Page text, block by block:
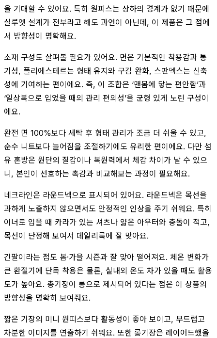
을 기대할 수 있어요. 특히 원피스는 상하의 경계가 없기 때문에
실루엣 설계가 전부라고 해도 과언이 아닌데, 이 제품은 그 점에
서 방향성이 명확해요.
소재 구성도 살펴볼 필요가 있어요. 면은 기본적인 착용감과 통
기성, 폴리에스테르는 형태 유지와 구김 완화, 스판덱스는 신축
성에 기여하는 편이에요. 즉, 이 조합은 ‘맨몸에 닿는 편안함’과
‘일상복으로 입었을 때의 관리 편의성’을 균형 있게 노린 구성이
에요.
완전 면 100%보다 세탁 후 형태 관리가 조금 더 쉬울 수 있고,
순수 니트보다 늘어짐을 조절하기에도 유리한 편이에요. 다만 섬
유 혼방은 원단의 질감이나 복원력에서 체감 차이가 날 수 있으
니, 본인이 선호하는 촉감과 비교해보는 과정이 필요해요.
네크라인은 라운드넥으로 표시되어 있어요. 라운드넥은 목선을
과하게 노출하지 않으면서도 안정적인 인상을 주기 쉬워요. 특히
이너로 입을 때 카라가 있는 셔츠나 얇은 아우터와 충돌이 적고,
목선이 단정해 보여서 데일리룩에 잘 맞아요.
긴팔이라는 점도 봄·가을 시즌과 잘 맞아 떨어져요. 체온 변화가
큰 환절기에 단독 착용은 물론, 실내외 온도 차가 있을 때도 활용
도가 높아요. 총기장이 롱으로 제시되어 있다는 점은 이 상품의
방향성을 명확히 보여줘요.
짧은 기장의 미니 원피스보다 활동성이 좋아 보이고, 부드럽고
차분한 이미지를 연출하기 쉬워요. 또한 롱기장은 레이어드했을